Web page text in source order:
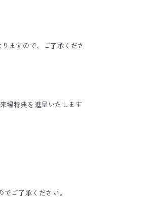
ますので、ご了承くださ
場特典を進呈いたします
ご了承ください。